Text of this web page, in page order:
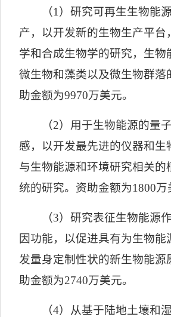
（1 ）研究可再生生物能
产，以开发新的生物生产平台
学和合成生物学的研究，生物
微生物和藻类以及微生物群落
助金额为9970万美元。
（2）用于生物能源的量
感，以开发最先进的仪器和生
与生物能源和环境研究相关的
统的研究。资助金额为1800万
（3）研究表征生物能源
因功能，以促进具有为生物能
发量身定制性状的新生物能源
助金额为2740万美元。
（4）从基于陆地土壤和